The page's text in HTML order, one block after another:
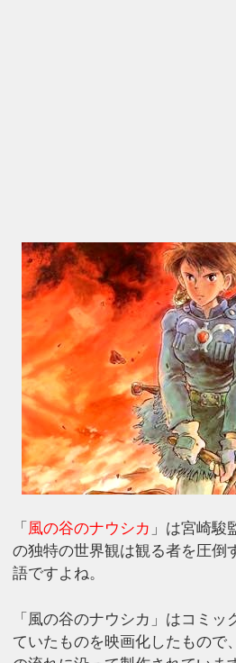
「 風の谷のナウシカ 」は宮崎駿
の独特の世界観は観る者を圧倒
語ですよね。
「風の谷のナウシカ」はコミ
ていたものを映画化したもので